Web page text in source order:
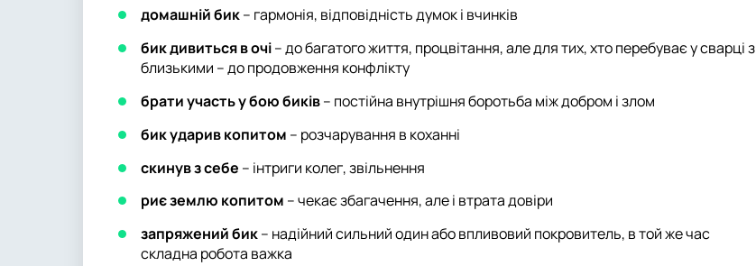
домашній бик– гармонія, відповідність думок і вчинків
бик дивиться в очі– до багатого життя, процвітання, але для тих, хто перебуває у сварці з
близькими – до продовження конфлікту
брати участь у бою биків– постійна внутрішня боротьба між добром і злом
бик ударив копитом – розчарування в коханні
скинув з себе – інтриги колег, звільнення
риє землю копитом – чекає збагачення, але і втрата довіри
запряжений бик– надійний сильний один або впливовий покровитель, в той же час
складна робота важка